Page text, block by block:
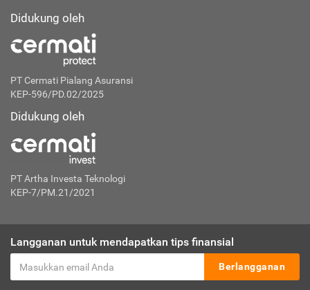
Didukung oleh
PT Cermati Pialang Asuransi
KEP-596/PD.02/2025
Didukung oleh
PT Artha Investa Teknologi
KEP-7/PM.21/2021
Langganan untuk mendapatkan tips finansial
Berlangganan